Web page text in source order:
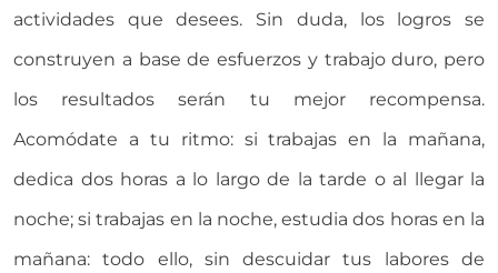
actividades que desees. Sin duda, los logros se
construyen a base de esfuerzos y trabajo duro, pero
los resultados serán tu mejor recompensa.
Acomódate a tu ritmo: si trabajas en la mañana,
dedica dos horas a lo largo de la tarde o al llegar la
noche; si trabajas en la noche, estudia dos horas en la
mañana: todo ello, sin descuidar tus labores de